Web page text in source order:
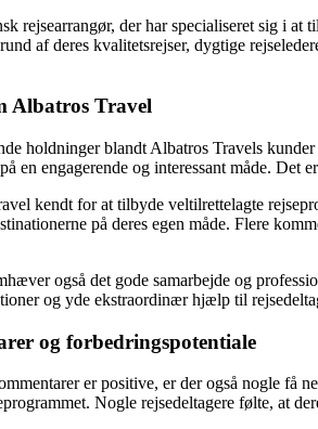
rejsearrangør, der har specialiseret sig i
af deres kvalitetsrejser, dygtige
Albatros Travel
holdninger blandt Albatros Travels
en engagerende og interessant måde.
kendt for at tilbyde veltilrettelagte
på deres egen måde. Flere
også det gode samarbejde og
og yde ekstraordinær hjælp til
og forbedringspotentiale
er positive, er der også nogle få
Nogle rejsedeltagere følte, at